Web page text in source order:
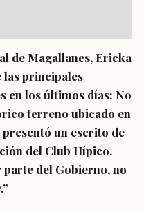
de Magallanes, Ericka
las principales
en los últimos días: No
terreno ubicado en
un escrito de
del Club Hípico.
del Gobierno, no